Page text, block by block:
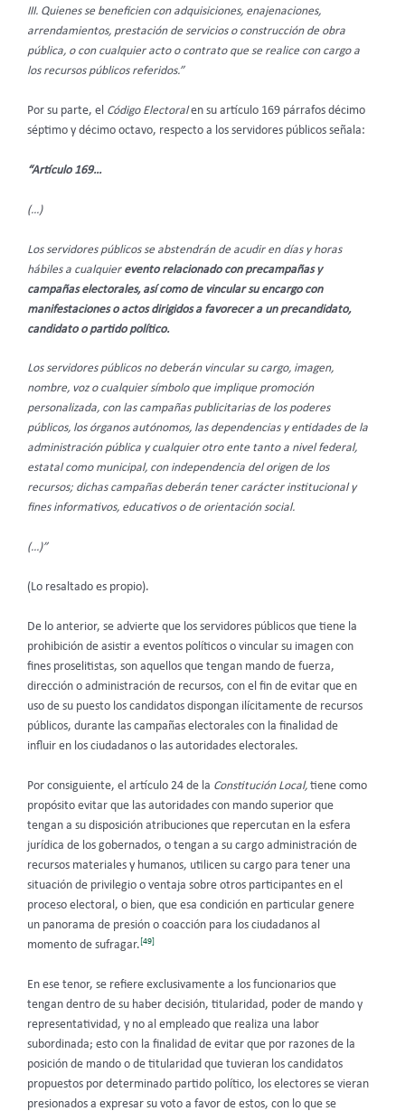
III. Quienes se beneficien con adquisiciones, enajenaciones,
arrendamientos, prestación de servicios o construcción de obra
pública, o con cualquier acto o contrato que se realice con cargo a
los recursos públicos referidos.”
Por su parte, el Código Electoralen su artículo 169 párrafos décimo
séptimo y décimo octavo, respecto a los servidores públicos señala:
“Artículo 169…
(…)
Los servidores públicos se abstendrán de acudir en días y horas
hábiles a cualquier evento relacionado con precampañas y
campañas electorales, así como de vincular su encargo con
manifestaciones o actos dirigidos a favorecer a un precandidato,
candidato o partido político.
Los servidores públicos no deberán vincular su cargo, imagen,
nombre, voz o cualquier símbolo que implique promoción
personalizada, con las campañas publicitarias de los poderes
públicos, los órganos autónomos, las dependencias y entidades de la
administración pública y cualquier otro ente tanto a nivel federal,
estatal como municipal, con independencia del origen de los
recursos; dichas campañas deberán tener carácter institucional y
fines informativos, educativos o de orientación social.
(…)”
(Lo resaltado es propio).
De lo anterior, se advierte que los servidores públicos que tiene la
prohibición de asistir a eventos políticos o vincular su imagen con
fines proselitistas, son aquellos que tengan mando de fuerza,
dirección o administración de recursos, con el fin de evitar que en
uso de su puesto los candidatos dispongan ilícitamente de recursos
públicos, durante las campañas electorales con la finalidad de
influir en los ciudadanos o las autoridades electorales.
Por consiguiente, el artículo 24 de la Constitución Local, tiene como
propósito evitar que las autoridades con mando superior que
tengan a su disposición atribuciones que repercutan en la esfera
jurídica de los gobernados, o tengan a su cargo administración de
recursos materiales y humanos, utilicen su cargo para tener una
situación de privilegio o ventaja sobre otros participantes en el
proceso electoral, o bien, que esa condición en particular genere
un panorama de presión o coacción para los ciudadanos al
momento de sufragar.[49]
En ese tenor, se refiere exclusivamente a los funcionarios que
tengan dentro de su haber decisión, titularidad, poder de mando y
representatividad, y no al empleado que realiza una labor
subordinada; esto con la finalidad de evitar que por razones de la
posición de mando o de titularidad que tuvieran los candidatos
propuestos por determinado partido político, los electores se vieran
presionados a expresar su voto a favor de estos, con lo que se